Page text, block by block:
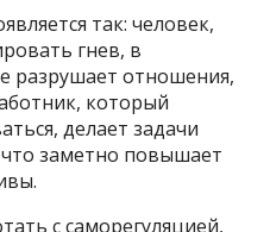
так: человек,
гнев, в
разрушает отношения,
который
делает задачи
заметно повышает
с саморегуляцией,